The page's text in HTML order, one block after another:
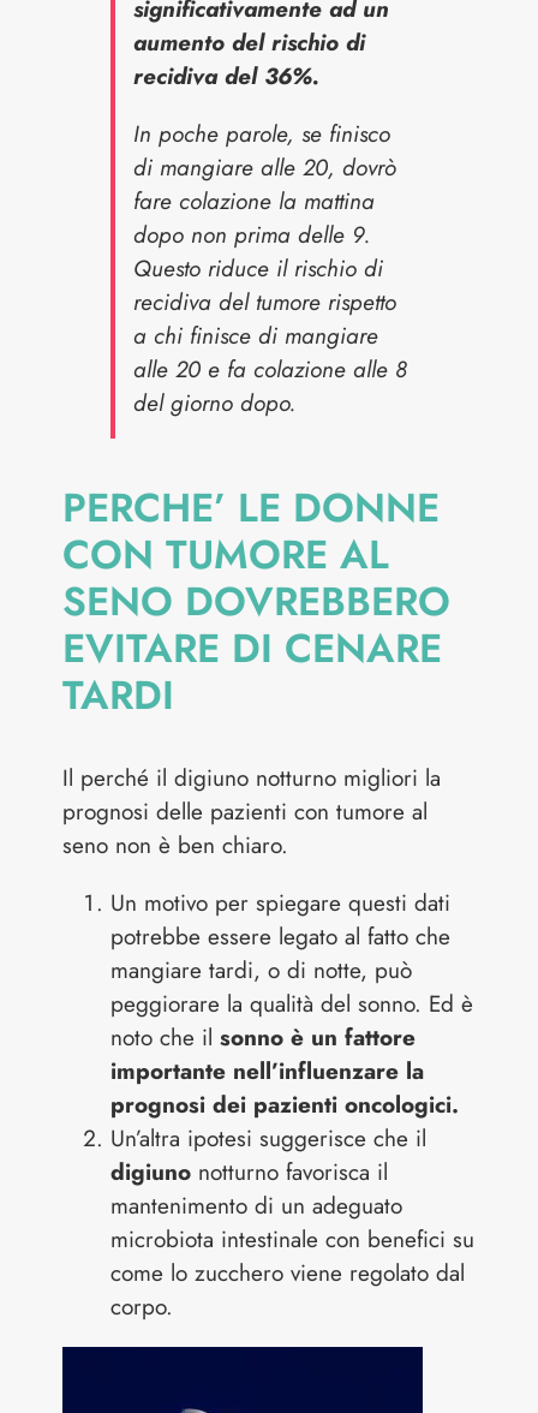
significativamente ad un
aumento del rischio di
recidiva del 36%.
In poche parole, se finisco
di mangiare alle 20, dovrò
fare colazione la mattina
dopo non prima delle 9.
Questo riduce il rischio di
recidiva del tumore rispetto
a chi finisce di mangiare
alle 20 e fa colazione alle 8
del giorno dopo.
PERCHE’ LE DONNE
CON TUMORE AL
SENO DOVREBBERO
EVITARE DI CENARE
TARDI
Il perché il digiuno notturno migliori la
prognosi delle pazienti con tumore al
seno non è ben chiaro.
Un motivo per spiegare questi dati
potrebbe essere legato al fatto che
mangiare tardi, o di notte, può
peggiorare la qualità del sonno. Ed è
noto che ilsonno è un fattore
importante nell’influenzare la
prognosi dei pazienti oncologici.
Un’altra ipotesi suggerisce che il
digiuno notturno favorisca il
mantenimento di un adeguato
microbiota intestinale con benefici su
come lo zucchero viene regolato dal
corpo.